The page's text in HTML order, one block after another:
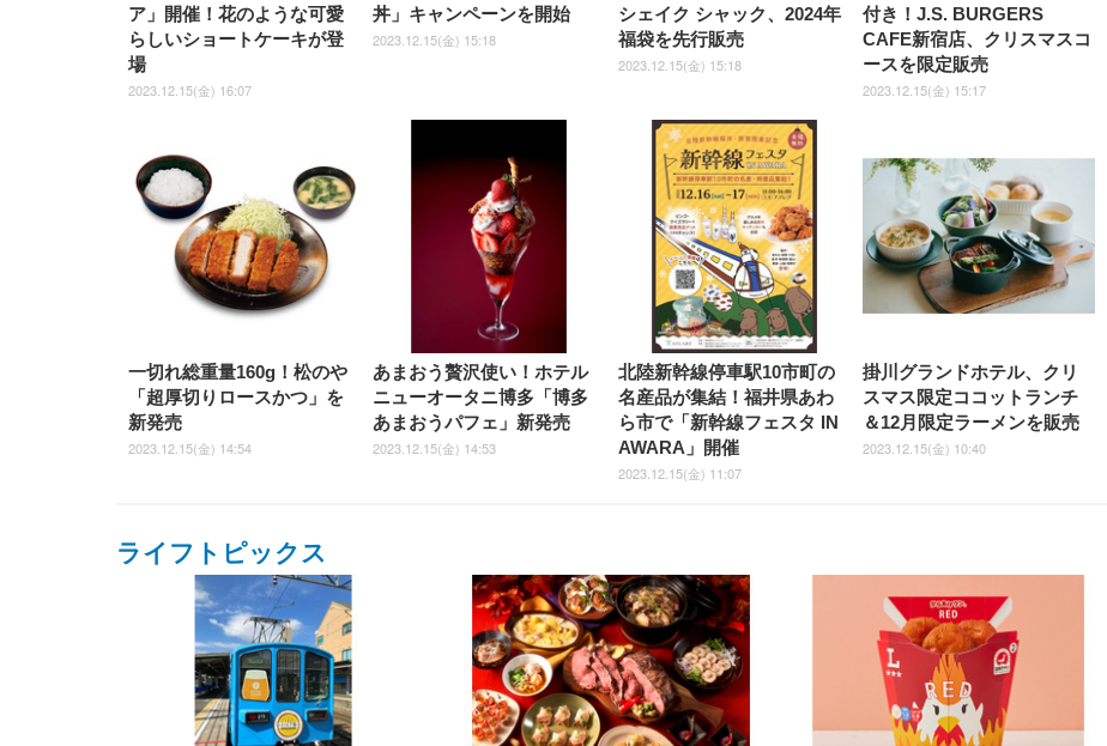
ア」開催！花のような可愛
らしいショートケーキが登
場
2023.12.15(金) 16:07
丼」キャンペーンを開始
2023.12.15(金) 15:18
シェイク シャック、2024年
福袋を先行販売
2023.12.15(金) 15:18
付き！J.S. BURGERS
CAFE新宿店、クリスマスコ
ースを限定販売
2023.12.15(金) 15:17
一切れ総重量160g！松のや
「超厚切りロースかつ」を
新発売
2023.12.15(金) 14:54
あまおう贅沢使い！ホテル
ニューオータニ博多「博多
あまおうパフェ」新発売
2023.12.15(金) 14:53
北陸新幹線停車駅10市町の
名産品が集結！福井県あわ
ら市で「新幹線フェスタ IN
AWARA」開催
2023.12.15(金) 11:07
掛川グランドホテル、クリ
スマス限定ココットランチ
＆12月限定ラーメンを販売
2023.12.15(金) 10:40
ライフトピックス